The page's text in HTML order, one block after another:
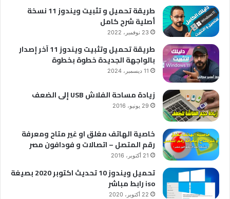
طريقة تحميل و تثبيت ويندوز 11 نسخة
أصلية شرح كامل
23 نوفمبر، 2022
طريقة تحميل وتثبيت ويندوز 11 آخر إصدار
بالواجهة الجديدة خطوة بخطوة
11 ديسمبر، 2024
زيادة مساحة الفلاش USB إلى الضعف
29 يونيو، 2016
خاصية الهاتف مغلق او غير متاح ومعرفة
رقم المتصل – اتصالات و فودافون مصر
21 أكتوبر، 2016
تحميل ويندوز 10 تحديث اكتوبر 2020 بصيغة
iso رابط مباشر
22 أكتوبر، 2020